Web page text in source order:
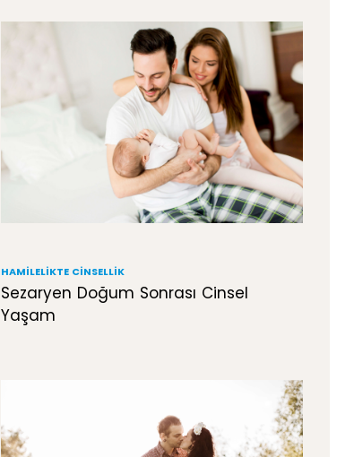
HAMILELIKTE CINSELLIK
Sezaryen Doğum Sonrası Cinsel
Yaşam